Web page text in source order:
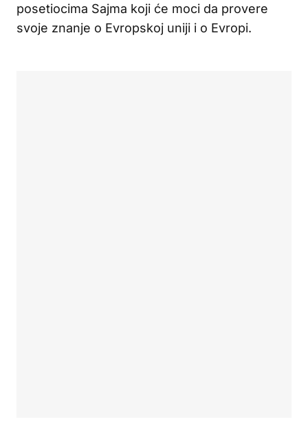
posetiocima Sajma koji će moci da provere
svoje znanje o Evropskoj uniji i o Evropi.